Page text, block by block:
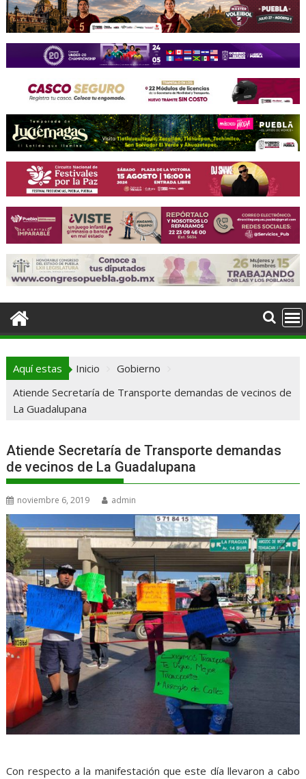
Aquí estas Inicio
Gobierno
Atiende Secretaría de Transporte demandas de vecinos de
La Guadalupana
Atiende Secretaría de Transporte demandas
de vecinos de La Guadalupana
noviembre 6, 2019 admin
Con respecto a la manifestación que este día llevaron a cabo